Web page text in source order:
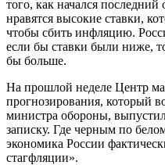
того, как начался
нравятся высокие ставки,
чтобы сбить инфляцию.
если бы ставки были ниже,
бы больше.
На прошлой неделе Центр
прогнозирования, который
министра обороны,
записку. Где черным по
экономика России
стагфляции».